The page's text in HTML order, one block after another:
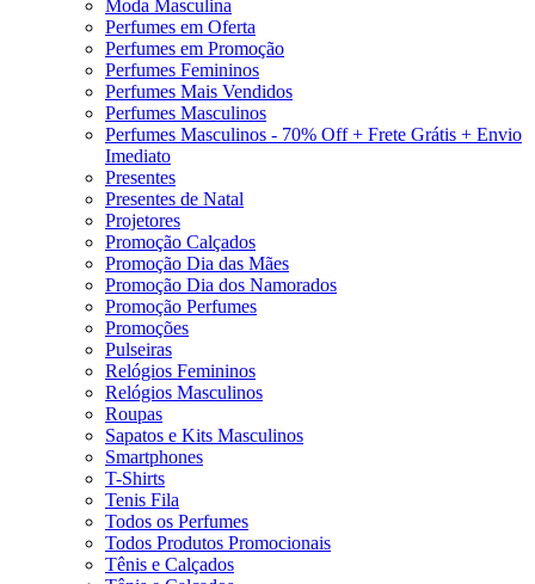
Moda Masculina
Perfumes em Oferta
Perfumes em Promoção
Perfumes Femininos
Perfumes Mais Vendidos
Perfumes Masculinos
Perfumes Masculinos - 70% Off + Frete Grátis + Envio
Imediato
Presentes
Presentes de Natal
Projetores
Promoção Calçados
Promoção Dia das Mães
Promoção Dia dos Namorados
Promoção Perfumes
Promoções
Pulseiras
Relógios Femininos
Relógios Masculinos
Roupas
Sapatos e Kits Masculinos
Smartphones
T-Shirts
Tenis Fila
Todos os Perfumes
Todos Produtos Promocionais
Tênis e Calçados